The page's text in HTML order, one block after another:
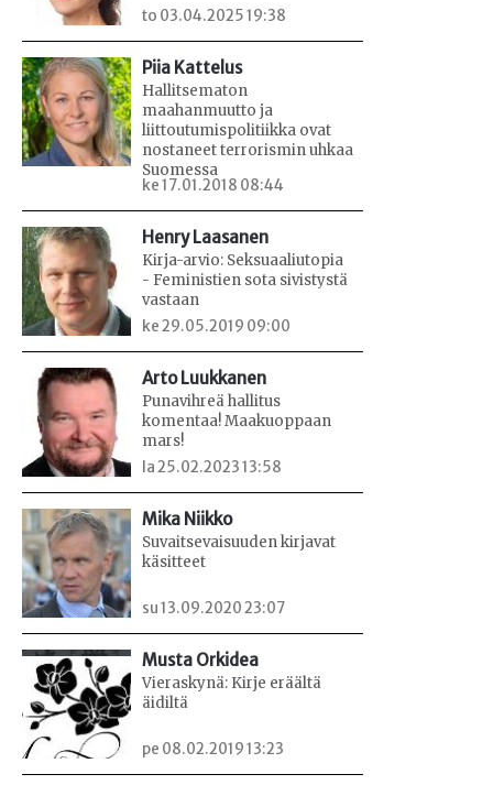
to 03.04.2025 19:38
Piia Kattelus
Hallitsematon
maahanmuutto ja
liittoutumispolitiikka ovat
nostaneet terrorismin uhkaa
Suomessa
ke 17.01.2018 08:44
Henry Laasanen
Kirja-arvio: Seksuaaliutopia
- Feministien sota sivistystä
vastaan
ke 29.05.2019 09:00
Arto Luukkanen
Punavihreä hallitus
komentaa! Maakuoppaan
mars!
la 25.02.2023 13:58
Mika Niikko
Suvaitsevaisuuden kirjavat
käsitteet
su 13.09.2020 23:07
Musta Orkidea
Vieraskynä: Kirje eräältä
äidiltä
pe 08.02.2019 13:23